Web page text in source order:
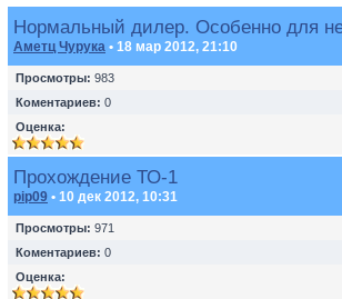
Нормальный дилер. Особенно для
Аметц Чурука • 18 мар 2012, 21:10
Просмотры: 983
Коментариев: 0
Оценка:
Прохождение ТО-1
pip09 • 10 дек 2012, 10:31
Просмотры: 971
Коментариев: 0
Оценка: